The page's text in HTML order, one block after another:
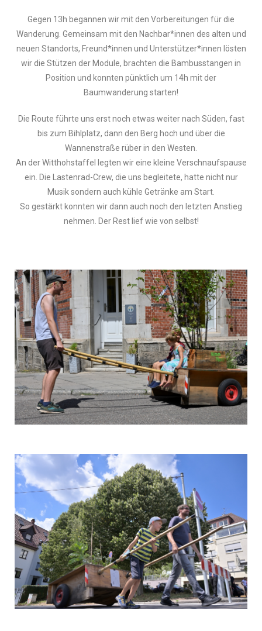
Gegen 13h begannen wir mit den Vorbereitungen für die
Wanderung. Gemeinsam mit den Nachbar*innen des alten und
neuen Standorts, Freund*innen und Unterstützer*innen lösten
wir die Stützen der Module, brachten die Bambusstangen in
Position und konnten pünktlich um 14h mit der
Baumwanderung starten!
Die Route führte uns erst noch etwas weiter nach Süden, fast
bis zum Bihlplatz, dann den Berg hoch und über die
Wannenstraße rüber in den Westen.
An der Witthohstaffel legten wir eine kleine Verschnaufspause
ein. Die Lastenrad-Crew, die uns begleitete, hatte nicht nur
Musik sondern auch kühle Getränke am Start.
So gestärkt konnten wir dann auch noch den letzten Anstieg
nehmen. Der Rest lief wie von selbst!